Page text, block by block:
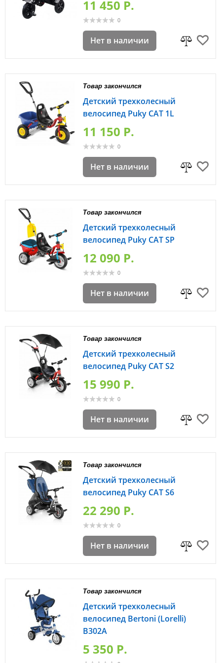
11 450 P.
0
Нет в наличии
Товар закончился
Детский трехколесный
велосипед Puky CAT 1L
11 150 P.
0
Нет в наличии
Товар закончился
Детский трехколесный
велосипед Puky CAT SP
12 090 P.
0
Нет в наличии
Товар закончился
Детский трехколесный
велосипед Puky CAT S2
15 990 P.
0
Нет в наличии
Товар закончился
Детский трехколесный
велосипед Puky CAT S6
22 290 P.
0
Нет в наличии
Товар закончился
Детский трехколесный
велосипед Bertoni (Lorelli)
B302A
5 350 P.